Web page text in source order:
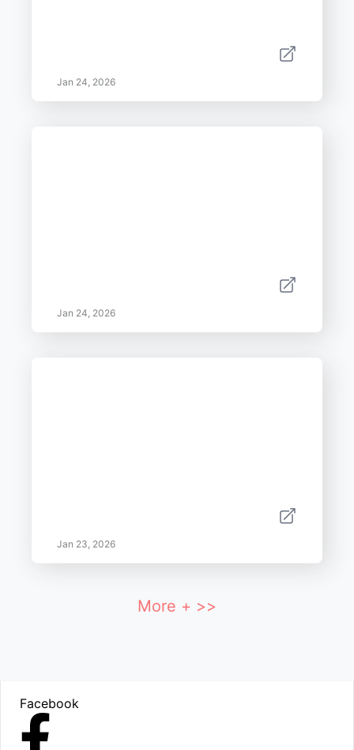
Jan 24, 2026
Jan 24, 2026
Jan 23, 2026
More + >>
Facebook